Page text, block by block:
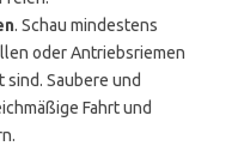
. Schau mindestens
oder Antriebsriemen
Saubere und
Fahrt und